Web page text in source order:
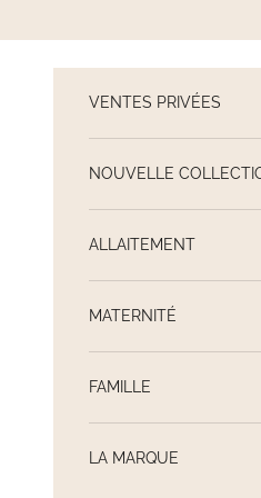
VENTES PRIVÉES
NOUVELLE
ALLAITEMENT
MATERNITÉ
FAMILLE
LA MARQUE